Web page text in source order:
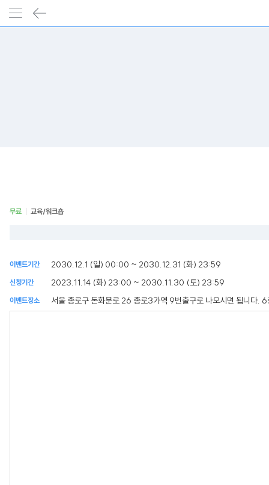
무료 교육/워크숍
이벤트기간 2030.12.1 (일) 00:00 ~ 2030.12.31 (화) 23:59
신청기간 2023.11.14 (화) 23:00 ~ 2030.11.30 (토) 23:59
이벤트장소 서울 종로구 돈화문로 26 종로3가역 9번출구로 나오시면 됩니다.